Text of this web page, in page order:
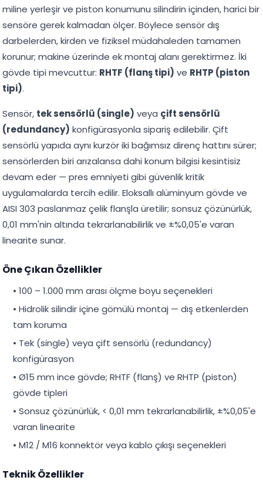
miline yerleşir ve piston konumunu silindirin içinden, harici bir
sensöre gerek kalmadan ölçer. Böylece sensör dış
darbelerden, kirden ve fiziksel müdahaleden tamamen
korunur; makine üzerinde ek montaj alanı gerektirmez. İki
gövde tipi mevcuttur: RHTF (flanş tipi) ve RHTP (piston
tipi).
Sensör, tek sensörlü (single) veya çift sensörlü
(redundancy) konfigürasyonla sipariş edilebilir. Çift
sensörlü yapıda aynı kurzör iki bağımsız direnç hattını sürer;
sensörlerden biri arızalansa dahi konum bilgisi kesintisiz
devam eder — pres emniyeti gibi güvenlik kritik
uygulamalarda tercih edilir. Eloksallı alüminyum gövde ve
AISI 303 paslanmaz çelik flanşla üretilir; sonsuz çözünürlük,
0,01 mm'nin altında tekrarlanabilirlik ve ±%0,05'e varan
linearite sunar.
Öne Çıkan Özellikler
• 100 – 1.000 mm arası ölçme boyu seçenekleri
• Hidrolik silindir içine gömülü montaj — dış etkenlerden
tam koruma
• Tek (single) veya çift sensörlü (redundancy)
konfigürasyon
• Ø15 mm ince gövde; RHTF (flanş) ve RHTP (piston)
gövde tipleri
• Sonsuz çözünürlük, < 0,01 mm tekrarlanabilirlik, ±%0,05'e
varan linearite
• M12 / M16 konnektör veya kablo çıkışı seçenekleri
Teknik Özellikler